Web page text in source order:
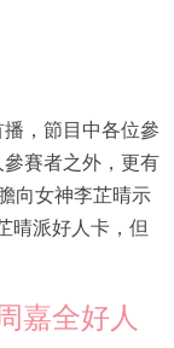
，節目中各位參
賽者之外，更有
向女神李芷晴示
晴派好人卡，但
嘉全好人